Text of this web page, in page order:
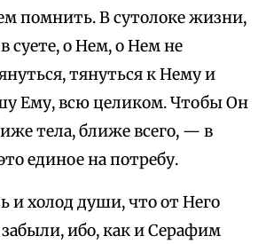
помнить. В сутолоке жизни,
суете, о Нем, о Нем не
тянуться к Нему и
Ему, всю целиком. Чтобы Он
тела, ближе всего, — в
единое на потребу.
и холод души, что от Него
ибо, как и Серафим